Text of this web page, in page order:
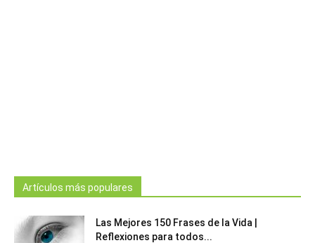
Artículos más populares
Las Mejores 150 Frases de la Vida |
Reflexiones para todos...